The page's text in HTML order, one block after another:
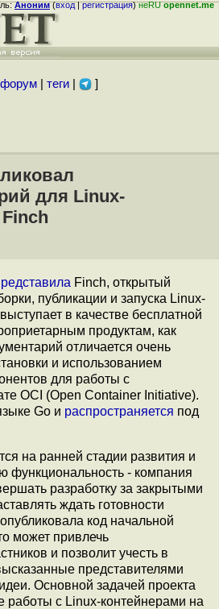
Аноним(вход|регистрация)неRUopennet.me
форум| теги| ]
для Linux-
Finch, открытый
публикации и запуска Linux-
в качестве бесплатной
продуктам, как
отличается очень
и использованием
для работы с
OCI (Open Container Initiative).
Go и распространяется под
на ранней стадии развития и
функциональность - компания
разработку за закрытыми
ждать готовности
код начальной
может привлечь
и позволит учесть в
представителями
Основной задачей проекта
работы с Linux-контейнерами на